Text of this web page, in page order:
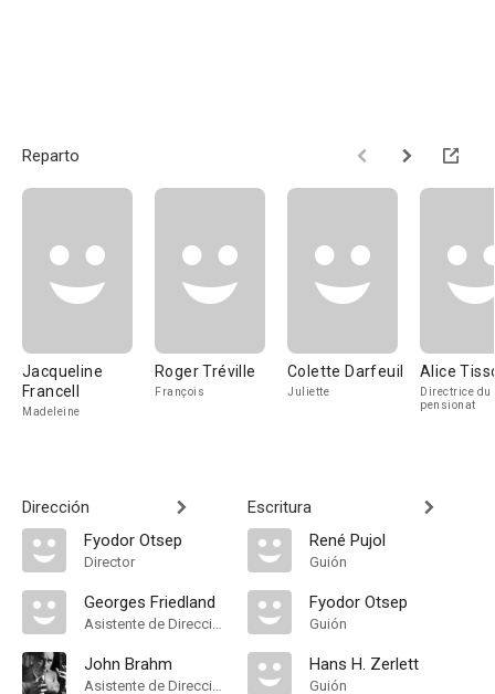
Reparto
Jacqueline
Francell
Madeleine
Roger Tréville
François
Colette Darfeuil
Juliette
Alice
Directrice du
pensionat
Dirección
Fyodor Otsep
Director
Georges Friedland
Asistente de Dirección
John Brahm
Asistente de Dirección
Escritura
René Pujol
Guión
Fyodor Otsep
Guión
Hans H. Zerlett
Guión